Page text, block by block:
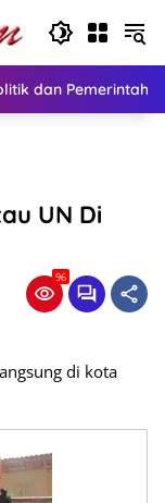
dan
UN Di
96
di kota